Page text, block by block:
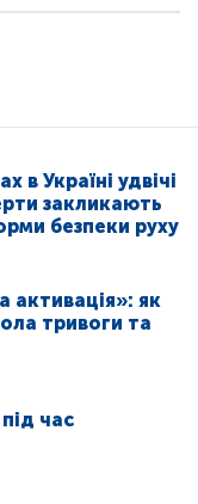
в Україні удвічі
закликають
безпеки руху
активація»: як
тривоги та
час